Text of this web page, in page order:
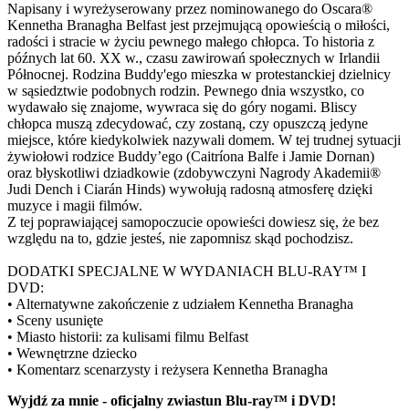
Napisany i wyreżyserowany przez nominowanego do Oscara®
Kennetha Branagha Belfast jest przejmującą opowieścią o miłości,
radości i stracie w życiu pewnego małego chłopca. To historia z
późnych lat 60. XX w., czasu zawirowań społecznych w Irlandii
Północnej. Rodzina Buddy'ego mieszka w protestanckiej dzielnicy
w sąsiedztwie podobnych rodzin. Pewnego dnia wszystko, co
wydawało się znajome, wywraca się do góry nogami. Bliscy
chłopca muszą zdecydować, czy zostaną, czy opuszczą jedyne
miejsce, które kiedykolwiek nazywali domem. W tej trudnej sytuacji
żywiołowi rodzice Buddy’ego (Caitríona Balfe i Jamie Dornan)
oraz błyskotliwi dziadkowie (zdobywczyni Nagrody Akademii®
Judi Dench i Ciarán Hinds) wywołują radosną atmosferę dzięki
muzyce i magii filmów.
Z tej poprawiającej samopoczucie opowieści dowiesz się, że bez
względu na to, gdzie jesteś, nie zapomnisz skąd pochodzisz.
DODATKI SPECJALNE W WYDANIACH BLU-RAY™ I
DVD:
• Alternatywne zakończenie z udziałem Kennetha Branagha
• Sceny usunięte
• Miasto historii: za kulisami filmu Belfast
• Wewnętrzne dziecko
• Komentarz scenarzysty i reżysera Kennetha Branagha
Wyjdź za mnie - oficjalny zwiastun Blu-ray™ i DVD!